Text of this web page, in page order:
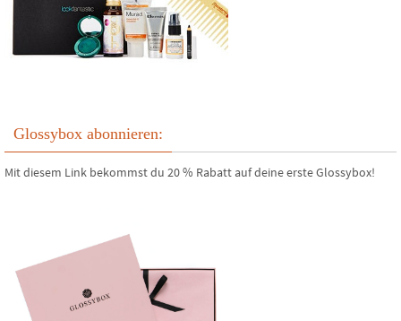
Glossybox abonnieren:
Mit diesem Link bekommst du 20 % Rabatt auf deine erste Glossybox!